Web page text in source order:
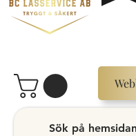
Sök på hemsidan